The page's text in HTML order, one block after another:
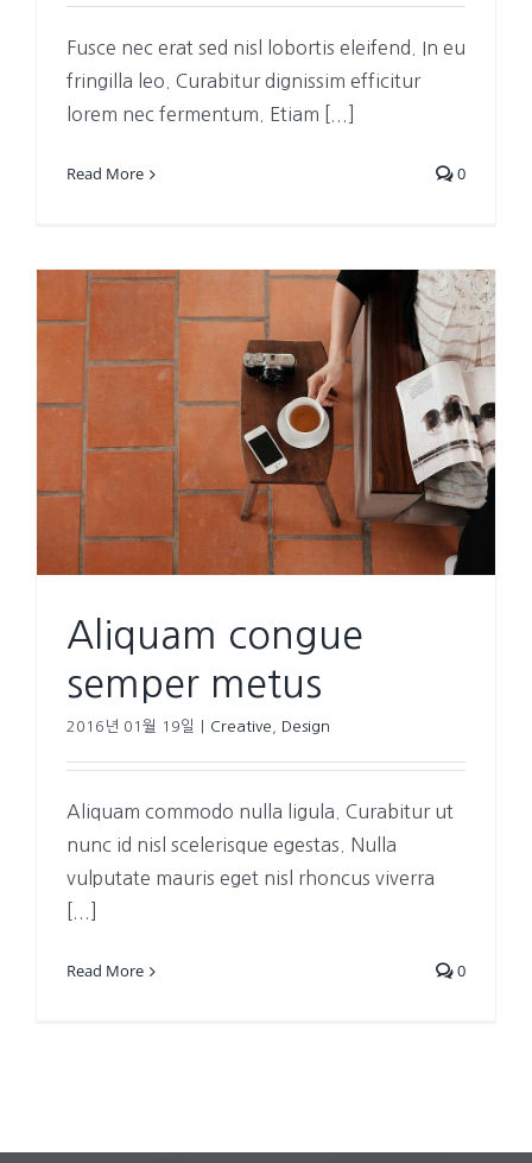
Fusce nec erat sed nisl lobortis eleifend. In eu
fringilla leo. Curabitur dignissim efficitur
lorem nec fermentum. Etiam [...]
Read More 0
Aliquam congue
semper metus
2016년 01월 19일 Creative Design
Aliquam commodo nulla ligula. Curabitur ut
nunc id nisl scelerisque egestas. Nulla
vulputate mauris eget nisl rhoncus viverra
Read More 0